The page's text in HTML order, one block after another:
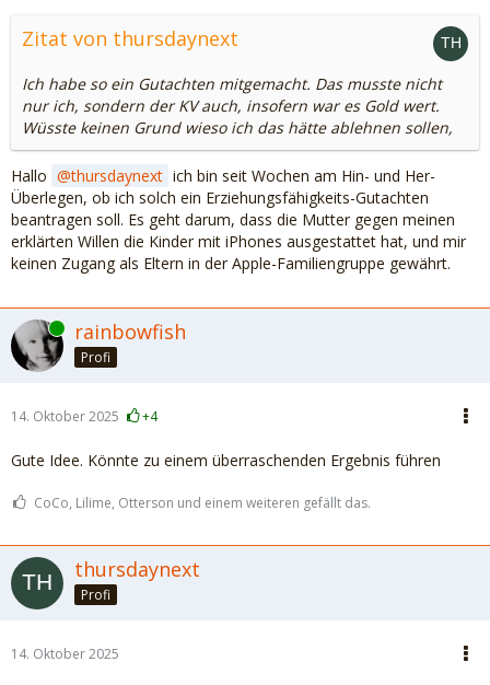
Zitat von thursdaynext
Ich habe so ein Gutachten mitgemacht. Das musste nicht
nur ich, sondern der KV auch, insofern war es Gold wert.
Wüsste keinen Grund wieso ich das hätte ablehnen sollen,
Hallo thursdaynext ich bin seit Wochen am Hin- und Her-
Überlegen, ob ich solch ein Erziehungsfähigkeits-Gutachten
beantragen soll. Es geht darum, dass die Mutter gegen meinen
erklärten Willen die Kinder mit iPhones ausgestattet hat, und mir
keinen Zugang als Eltern in der Apple-Familiengruppe gewährt.
Online rainbowfish
Profi
14. Oktober 2025 +4
Gute Idee. Könnte zu einem überraschenden Ergebnis führen
CoCo, Lilime, Otterson und einem weiteren gefällt das.
thursdaynext
Profi
14. Oktober 2025